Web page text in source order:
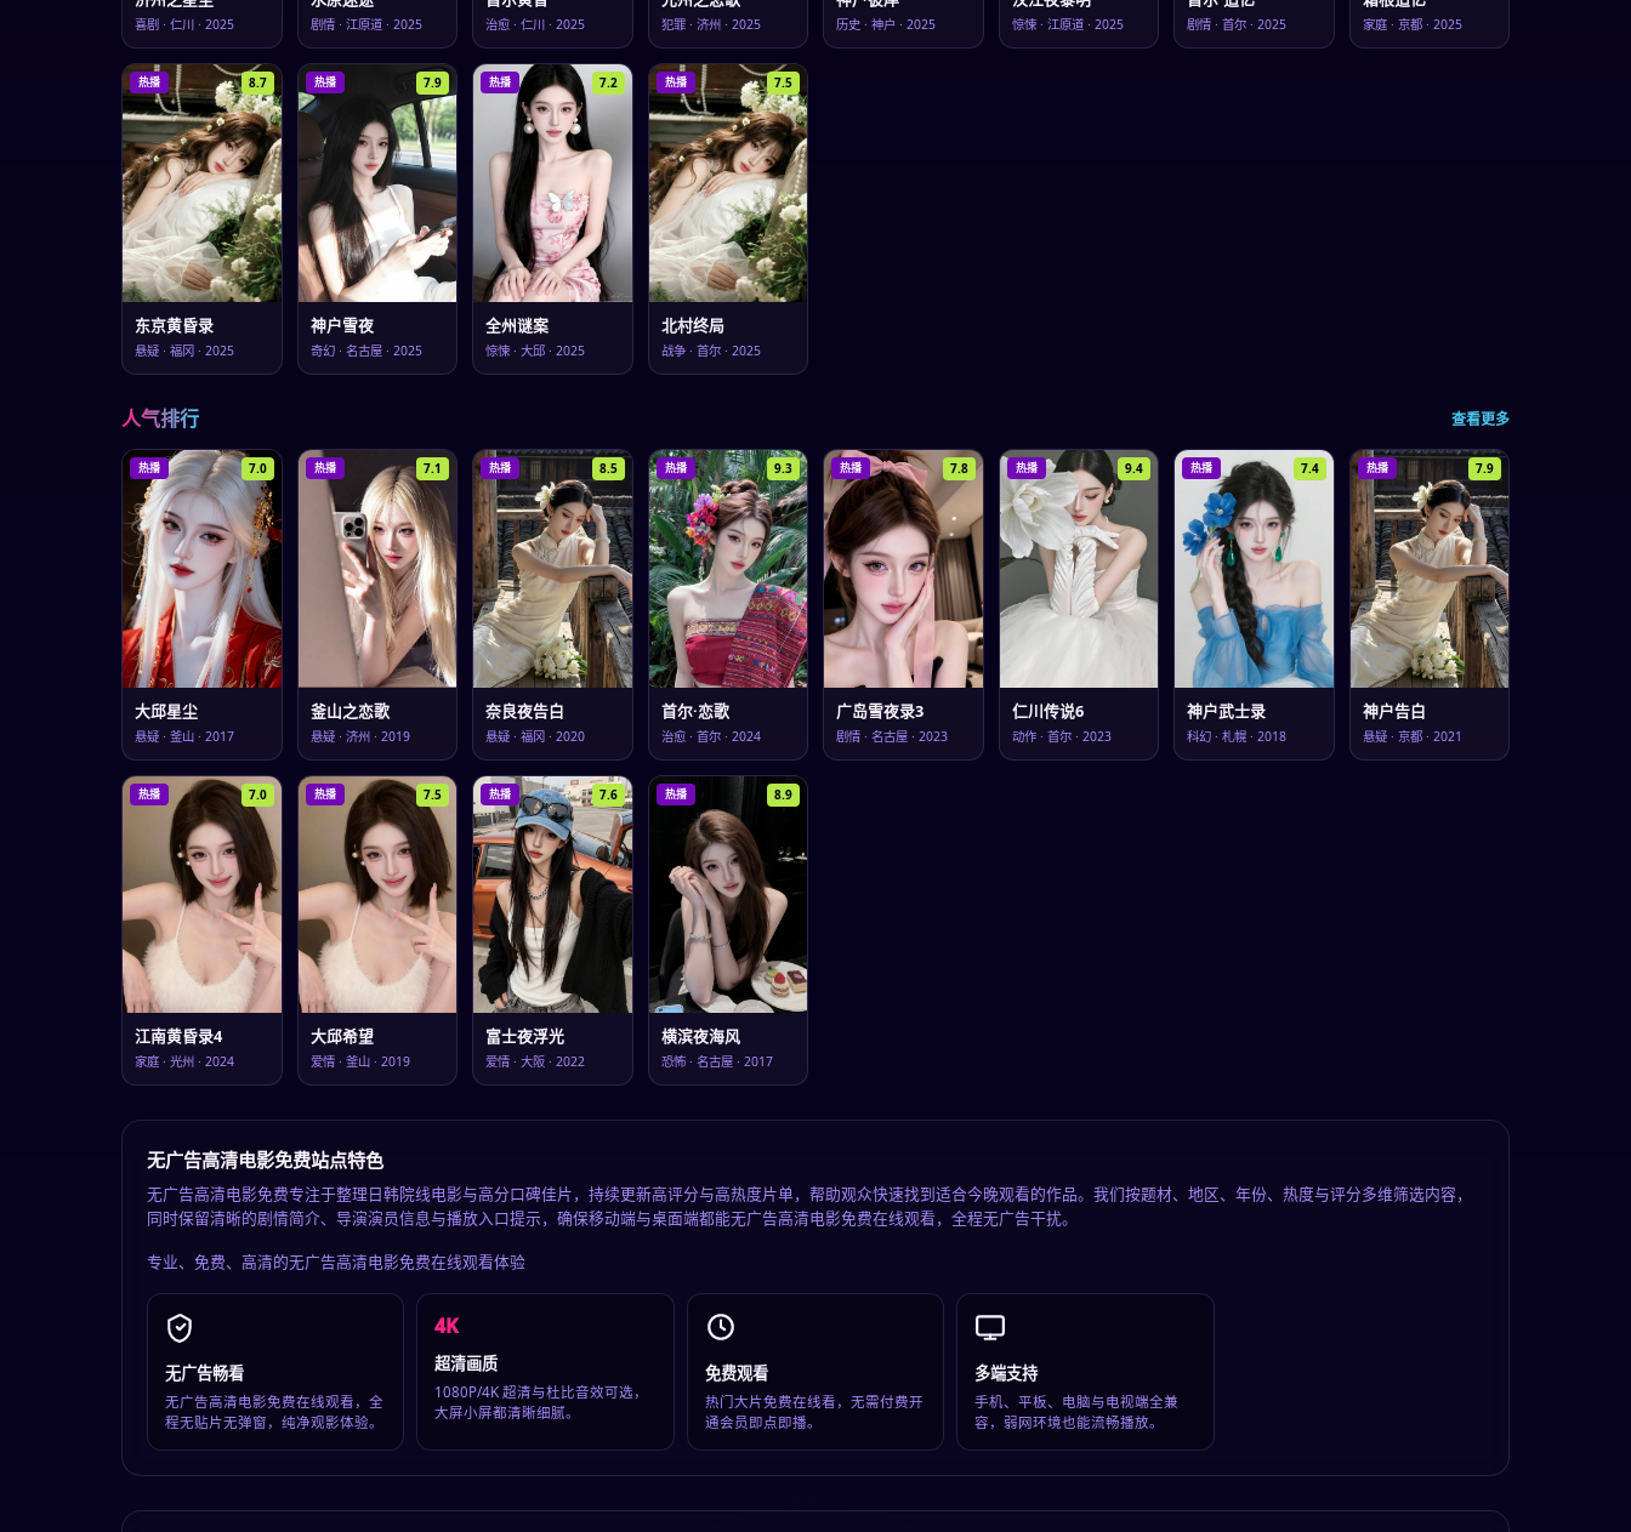
喜剧 · 仁川 · 2025 剧情· 江原道· 2025 治愈 · 仁川 · 2025 犯罪· 济州· 2025 历史 · 神户 · 2025 惊悚· 江原道· 2025 剧情 · 首尔 · 2025 家庭· 京都· 2025
热播 8.7
东京黄昏录
悬疑 · 福冈 · 2025
热播 7.9
神户雪夜
奇幻· 名古屋· 2025
热播 7.2
全州谜案
惊悚 · 大邱 · 2025
热播 7.5
北村终局
战争· 首尔· 2025
人气排行 查看更多
热播 7.0
大邱星尘
悬疑 · 釜山 · 2017
热播 7.1
釜山之恋歌
悬疑· 济州· 2019
热播 8.5
奈良夜告白
悬疑 · 福冈 · 2020
热播 9.3
首尔·恋歌
治愈· 首尔· 2024
热播 7.8
广岛雪夜录3
剧情 · 名古屋 · 2023
热播 9.4
仁川传说6
动作· 首尔· 2023
热播 7.4
神户武士录
科幻 · 札幌 · 2018
热播 7.9
神户告白
悬疑· 京都· 2021
热播 7.0
江南黄昏录4
家庭 · 光州 · 2024
热播 7.5
大邱希望
爱情· 釜山· 2019
热播 7.6
富士夜浮光
爱情 · 大阪 · 2022
热播 8.9
横滨夜海风
恐怖· 名古屋· 2017
无广告高清电影免费站点特色
无广告高清电影免费专注于整理日韩院线电影与高分口碑佳片，持续更新高评分与高热度片单，帮助观众快速找到适合今晚观看的作品。我们按题材、地区、年份、热度与评分多维筛选内容，
同时保留清晰的剧情简介、导演演员信息与播放入口提示，确保移动端与桌面端都能无广告高清电影免费在线观看，全程无广告干扰。
专业、免费、高清的无广告高清电影免费在线观看体验
无广告畅看
无广告高清电影免费在线观看，全
程无贴片无弹窗，纯净观影体验。
4K
超清画质
1080P/4K 超清与杜比音效可选，
大屏小屏都清晰细腻。
免费观看
热门大片免费在线看，无需付费开
通会员即点即播。
多端支持
手机、平板、电脑与电视端全兼
容，弱网环境也能流畅播放。